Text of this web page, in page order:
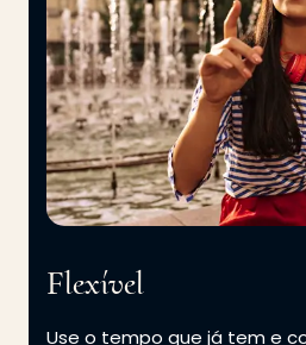
Flexível
Use o tempo que já tem e